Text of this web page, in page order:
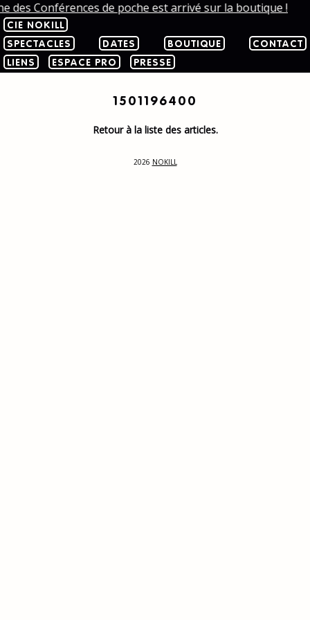
des Conférences de poche est arrivé sur la boutique !
CIE NOKILL
SPECTACLES
DATES BOUTIQUE
CONTACT
LIENS
ESPACE PRO PRESSE
1501196400
Retour à la liste des articles.
2026 NOKILL